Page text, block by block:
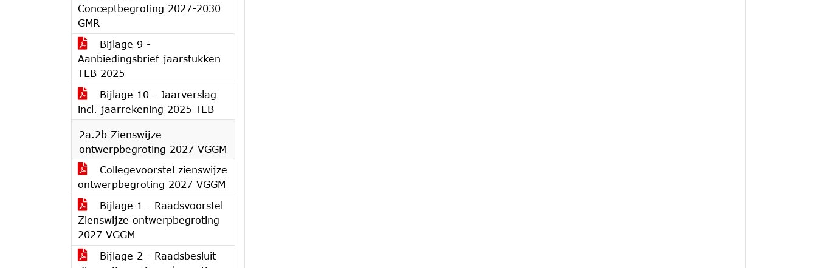
Conceptbegroting 2027-2030
GMR
Bijlage 9 -
Aanbiedingsbrief jaarstukken
TEB 2025
Bijlage 10 - Jaarverslag
incl. jaarrekening 2025 TEB
2a.2b Zienswijze
ontwerpbegroting 2027 VGGM
Collegevoorstel zienswijze
ontwerpbegroting 2027 VGGM
Bijlage 1 - Raadsvoorstel
Zienswijze ontwerpbegroting
2027 VGGM
Bijlage 2 - Raadsbesluit